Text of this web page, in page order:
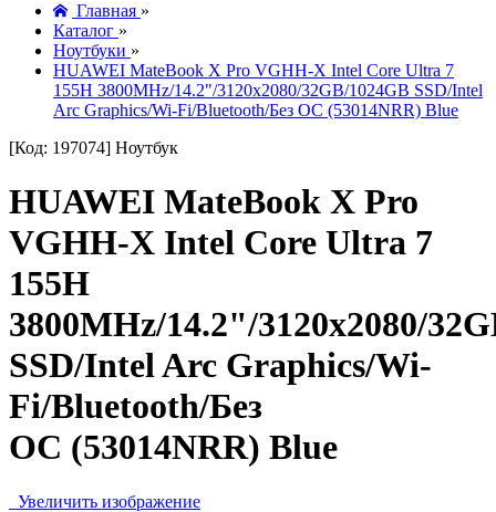
Главная »
Каталог »
Ноутбуки »
HUAWEI MateBook X Pro VGHH-X Intel Core Ultra 7
155H 3800MHz/14.2"/3120х2080/32GB/1024GB SSD/Intel
Arc Graphics/Wi-Fi/Bluetooth/Без ОС (53014NRR) Blue
[Код: 197074] Ноутбук
HUAWEI MateBook X Pro
VGHH-X Intel Core Ultra 7
155H
3800MHz/14.2"/3120х2080/
SSD/Intel Arc Graphics/Wi-
Fi/Bluetooth/Без
ОС (53014NRR) Blue
Увеличить изображение